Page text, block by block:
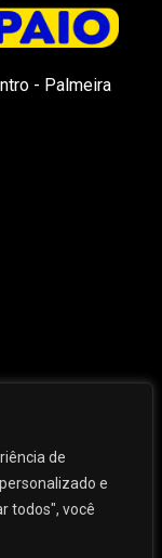
de
e
todos", você
- Palmeira